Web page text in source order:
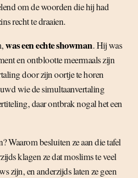
om de woorden die hij had
recht te draaien.
was een echte showman. Hij was
en ontblootte meermaals zijn
door zijn oortje te horen
wie de simultaanvertaling
daar ontbrak nogal het een
Waarom besluiten ze aan die tafel
klagen ze dat moslims te veel
zijn, en anderzijds laten ze geen